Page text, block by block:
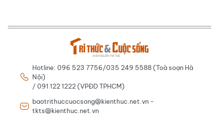
Hotline: 096 523 7756/035 249 5588 (Toà soạn Hà
Nội)
/ 091 122 1222 (VPĐD TPHCM)
baotrithuccuocsong@kienthuc.net.vn -
tkts@kienthuc.net.vn